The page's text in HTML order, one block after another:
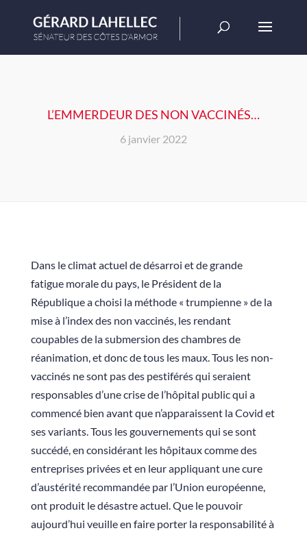
L’EMMERDEUR DES NON VACCINÉS…
6 janvier 2022
Dans le climat actuel de désarroi et de grande
fatigue morale du pays, le Président de la
République a choisi la méthode « trumpienne » de la
mise à l’index des non vaccinés, les rendant
coupables de la submersion des chambres de
réanimation, et donc de tous les maux. Tous les non-
vaccinés ne sont pas des pestiférés qui seraient
responsables d’une crise de l’hôpital public qui a
commencé bien avant que n’apparaissent la Covid et
ses variants. Tous les gouvernements qui se sont
succédé, en considérant les hôpitaux comme des
entreprises privées et en leur appliquant une cure
d’austérité recommandée par l’Union européenne,
ont produit le désastre actuel. Que le pouvoir
aujourd’hui veuille en faire porter la responsabilité à